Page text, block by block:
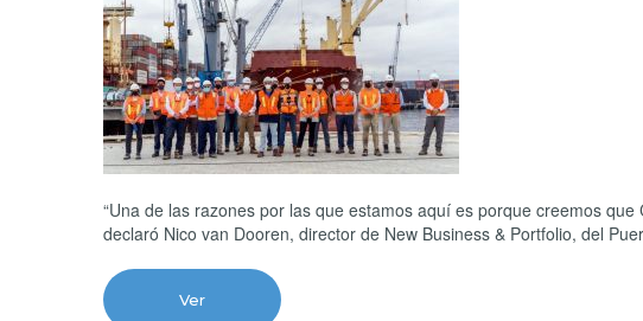
“Una de las razones por las que estamos aquí es porque creemos
declaró Nico van Dooren, director de New Business & Portfolio, del
Ver